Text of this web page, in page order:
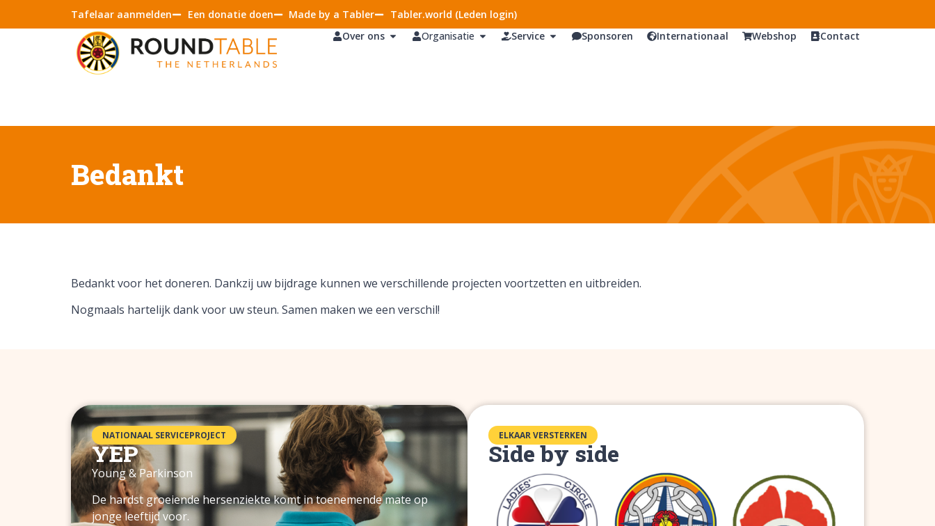
Tafelaar aanmelden Een donatie doen Made by a Tabler
Tabler.world (Leden login)
Over ons
Organisatie Service Sponsoren Internationaal Webshop Contact
Bedankt
Bedankt voor het doneren. Dankzij uw bijdrage kunnen we verschillende projecten voortzetten en uitbreiden.
Nogmaals hartelijk dank voor uw steun. Samen maken we een verschil!
NATIONAAL SERVICEPROJECT
YEP
Young & Parkinson
De hardst groeiende hersenziekte komt in toenemende mate op
jonge leeftijd voor.
ELKAAR VERSTERKEN
Side by side